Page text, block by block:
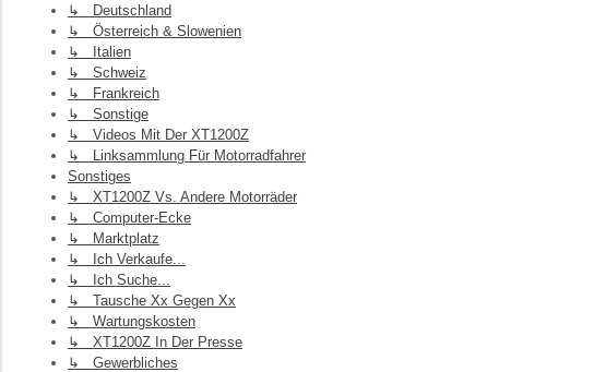
↳ Deutschland
↳ Österreich & Slowenien
↳ Italien
↳ Schweiz
↳ Frankreich
↳ Sonstige
↳ Videos Mit Der XT1200Z
↳ Linksammlung Für Motorradfahrer
Sonstiges
↳ XT1200Z Vs. Andere Motorräder
↳ Computer-Ecke
↳ Marktplatz
↳ Ich Verkaufe...
↳ Ich Suche...
↳ Tausche Xx Gegen Xx
↳ Wartungskosten
↳ XT1200Z In Der Presse
↳ Gewerbliches